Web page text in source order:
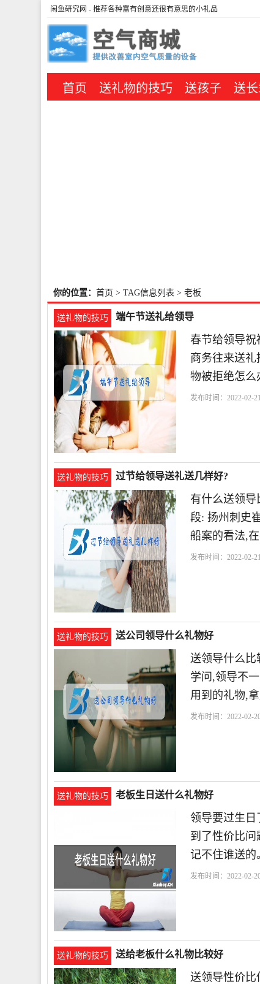
闲鱼研究网 - 推荐各种富有创意还很有意思的小礼品
首页 送礼物的技巧 送孩子 送
你的位置： 首页 > TAG信息列表 > 老板
送礼物的技巧 端午节送礼给领导
春节给领导祝
商务往来送
物被拒绝怎么
发布时间：2022-02-
送礼物的技巧 过节给领导送礼送几样好?
有什么送领导
段: 扬州刺史
船案的看法,
发布时间：2022-02-
送礼物的技巧 送公司领导什么礼物好
送领导什么比
学问,领导不
用到的礼物,
发布时间：2022-02-
送礼物的技巧 老板生日送什么礼物好
领导要过生日
到了性价比
记不住谁送的
发布时间：2022-02-
送礼物的技巧 送给老板什么礼物比较好
送领导性价比